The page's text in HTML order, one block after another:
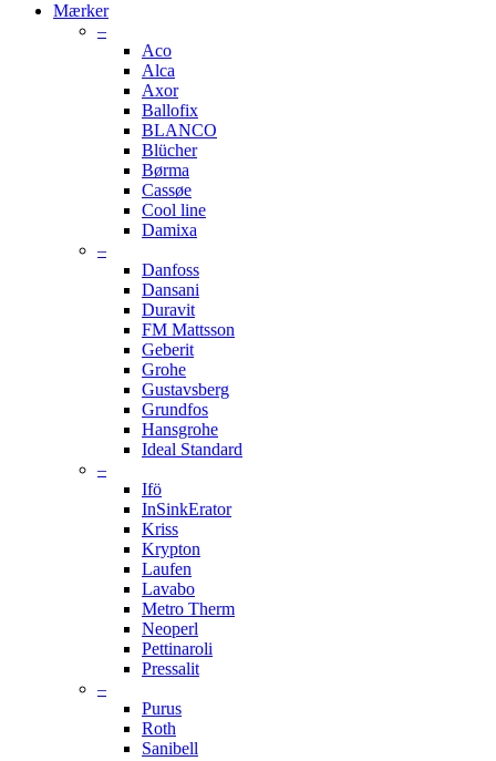
Mærker
–
Aco
Alca
Axor
Ballofix
BLANCO
Blücher
Børma
Cassøe
Cool line
Damixa
–
Danfoss
Dansani
Duravit
FM Mattsson
Geberit
Grohe
Gustavsberg
Grundfos
Hansgrohe
Ideal Standard
–
Ifö
InSinkErator
Kriss
Krypton
Laufen
Lavabo
Metro Therm
Neoperl
Pettinaroli
Pressalit
–
Purus
Roth
Sanibell